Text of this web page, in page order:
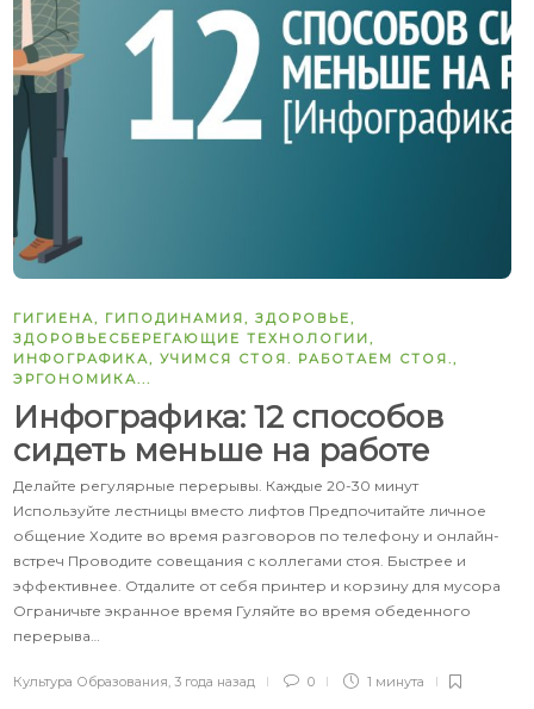
ГИГИЕНА , ГИПОДИНАМИЯ , ЗДОРОВЬЕ ,
ЗДОРОВЬЕСБЕРЕГАЮЩИЕ ТЕХНОЛОГИИ ,
ИНФОГРАФИКА , УЧИМСЯ СТОЯ. РАБОТАЕМ СТОЯ. ,
ЭРГОНОМИКА
Инфографика: 12 способов
сидеть меньше на работе
Делайте регулярные перерывы. Каждые 20-30 минут
Используйте лестницы вместо лифтов Предпочитайте личное
общение Ходите во время разговоров по телефону и онлайн-
встреч Проводите совещания с коллегами стоя. Быстрее и
эффективнее. Отдалите от себя принтер и корзину для мусора
Ограничьте экранное время Гуляйте во время обеденного
перерыва…
Культура Образования 3 года назад 0 1 минута